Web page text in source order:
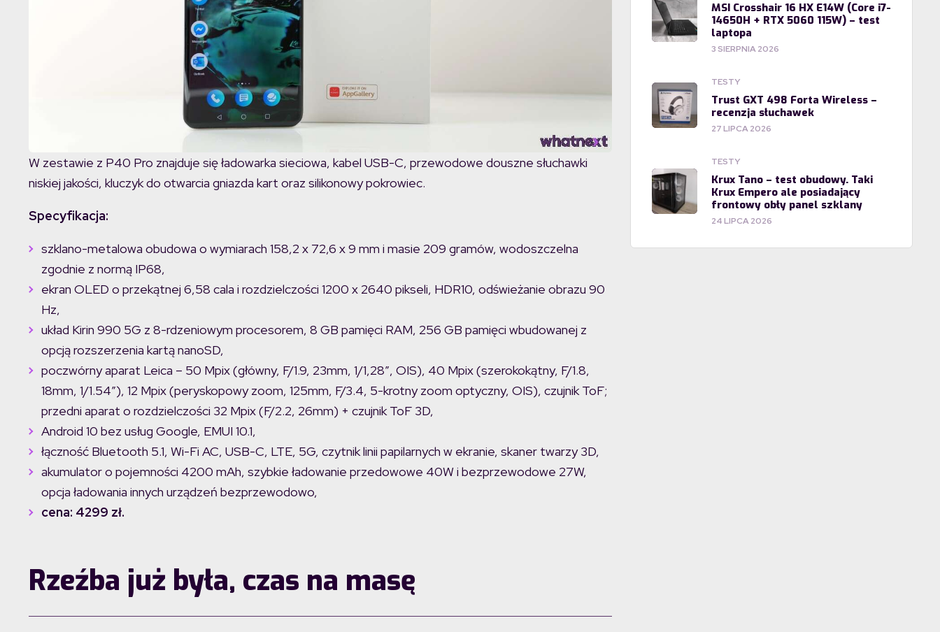
W zestawie z P40 Pro znajduje się ładowarka sieciowa, kabel USB-C, przewodowe douszne słuchawki
niskiej jakości, kluczyk do otwarcia gniazda kart oraz silikonowy pokrowiec.
Specyfikacja:
szklano-metalowa obudowa o wymiarach 158,2 x 72,6 x 9 mm i masie 209 gramów, wodoszczelna
zgodnie z normą IP68,
ekran OLED o przekątnej 6,58 cala i rozdzielczości 1200 x 2640 pikseli, HDR10, odświeżanie obrazu 90
Hz,
układ Kirin 990 5G z 8-rdzeniowym procesorem, 8 GB pamięci RAM, 256 GB pamięci wbudowanej z
opcją rozszerzenia kartą nanoSD,
poczwórny aparat Leica – 50 Mpix (główny, F/1.9, 23mm, 1/1,28″, OIS), 40 Mpix (szerokokątny, F/1.8,
18mm, 1/1.54″), 12 Mpix (peryskopowy zoom, 125mm, F/3.4, 5-krotny zoom optyczny, OIS), czujnik ToF;
przedni aparat o rozdzielczości 32 Mpix (F/2.2, 26mm) + czujnik ToF 3D,
Android 10 bez usług Google, EMUI 10.1,
łączność Bluetooth 5.1, Wi-Fi AC, USB-C, LTE, 5G, czytnik linii papilarnych w ekranie, skaner twarzy 3D,
akumulator o pojemności 4200 mAh, szybkie ładowanie przedowowe 40W i bezprzewodowe 27W,
opcja ładowania innych urządzeń bezprzewodowo,
cena: 4299 zł.
Rzeźba już była, czas na masę
MSI Crosshair 16 HX E14W (Core i7-
14650H + RTX 5060 115W) – test
laptopa
3 SIERPNIA 2026
TESTY
Trust GXT 498 Forta Wireless –
recenzja słuchawek
27 LIPCA 2026
TESTY
Krux Tano – test obudowy. Taki
Krux Empero ale posiadający
frontowy obły panel szklany
24 LIPCA 2026